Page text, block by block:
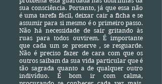
sua consciência. Portanto, já que essa não
é uma tarefa fácil, deixar cair a ficha e se
assumir para si mesmo é o primeiro passo.
Não há necessidade de sair gritando às
ruas para todos ouvirem. É importante
que cada um se preserve , se resguarde.
Não é preciso fazer de cara com que os
outros saibam da sua vida particular que é
tão sagrada quanto a de qualquer outro
indivíduo. É bom ir com calma,